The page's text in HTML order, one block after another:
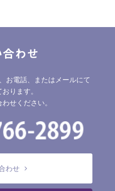
わせ
お電話、またはメールにて
ります。
せください。
わせ